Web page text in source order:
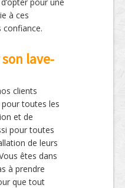
à ces
confiance.
lave-
clients
toutes les
et de
pour toutes
de leurs
êtes dans
à prendre
que tout